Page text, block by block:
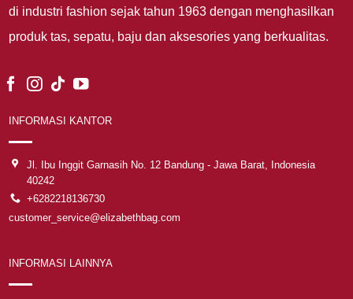
di industri fashion sejak tahun 1963 dengan menghasilkan
produk tas, sepatu, baju dan aksesories yang berkualitas.
INFORMASI KANTOR
Jl. Ibu Inggit Garnasih No. 12 Bandung - Jawa Barat, Indonesia
40242
+6282218136730
customer_service@elizabethbag.com
INFORMASI LAINNYA